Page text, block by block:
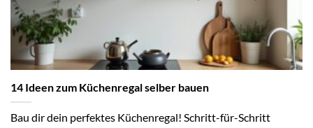
14 Ideen zum Küchenregal selber bauen
Bau dir dein perfektes Küchenregal! Schritt-für-Schritt